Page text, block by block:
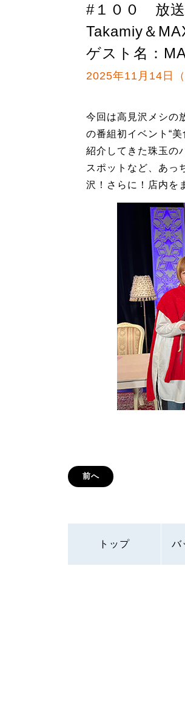
#１００ 放送
Takamiy＆
ゲスト名：
2025年11月14日
今回は高見沢メシの
の番組初イベント“
紹介してきた珠玉の
スポットなど、あっ
沢！さらに！店内を
前へ
トップ バ